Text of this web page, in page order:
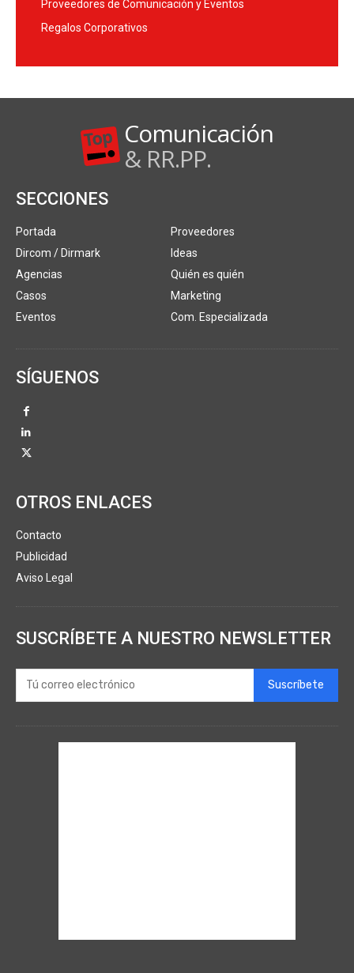
Proveedores de Comunicación y Eventos
Regalos Corporativos
Comunicación
& RR.PP.
SECCIONES
Portada
Dircom / Dirmark
Agencias
Casos
Eventos
Proveedores
Ideas
Quién es quién
Marketing
Com. Especializada
SÍGUENOS
OTROS ENLACES
Contacto
Publicidad
Aviso Legal
SUSCRÍBETE A NUESTRO NEWSLETTER
Suscríbete